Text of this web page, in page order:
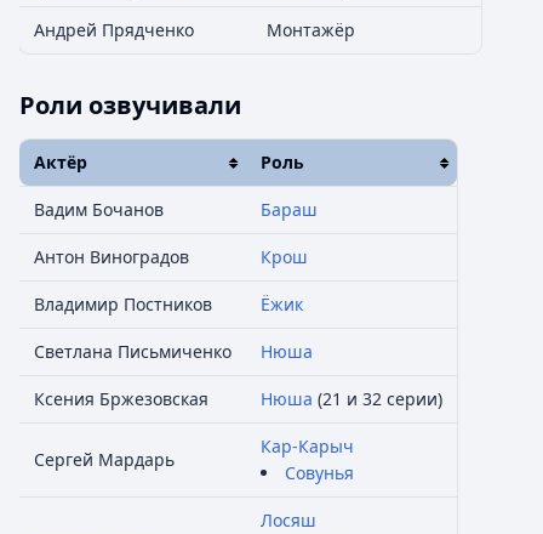
Андрей Прядченко Монтажёр
Роли озвучивали
Актёр Роль
Вадим Бочанов Бараш
Антон Виноградов Крош
Владимир Постников Ёжик
Светлана Письмиченко Нюша
Ксения Бржезовская Нюша (21 и 32 серии)
Сергей Мардарь
Кар-Карыч
Совунья
Лосяш